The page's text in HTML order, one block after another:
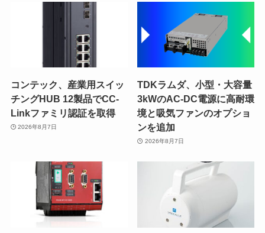
コンテック、産業用スイッ
チングHUB 12製品でCC-
Linkファミリ認証を取得
2026年8月7日
TDKラムダ、小型・大容量
3kWのAC-DC電源に高耐環
境と吸気ファンのオプショ
ンを追加
2026年8月7日